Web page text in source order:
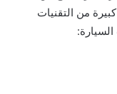
من التقنيات